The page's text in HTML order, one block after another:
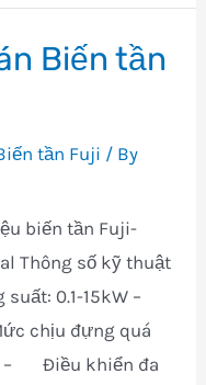
Biến tần
tần Fuji / By
biến tần Fuji-
Thông số kỹ thuật
0.1-15kW –
chịu đựng quá
– Điều khiển đa